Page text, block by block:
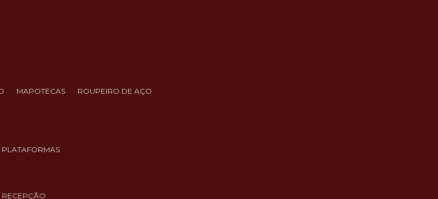
MAPOTECAS ROUPEIRO DE AÇO
PLATAFORMAS
RECEPÇÃO